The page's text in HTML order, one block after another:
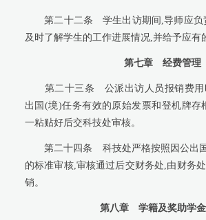
第二十二条
学生出访期间,导师应负
及时了解学生的工作进展情况,并给予应有
第七章 经费管理
第二十三条
公派出访人员报销费
出国(境)任务有效的原始发票和登机牌存
一粘贴好后交科技处审核。
第二十四条
科技处严格按照因公出
的标准审核,审核通过后交财务处,由财务
销。
第八章 学籍及奖助学